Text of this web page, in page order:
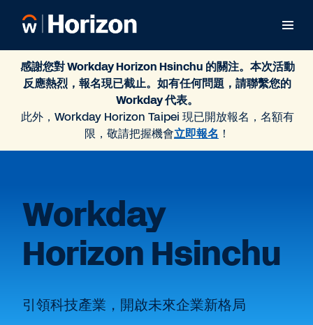
感謝您對 Workday Horizon Hsinchu 的關注。本次活動
反應熱烈，報名現已截止。如有任何問題，請聯繫您的
Workday 代表。
此外，Workday Horizon Taipei 現已開放報名，名額有
限，敬請把握機會立即報名 ！
Workday
Horizon Hsinchu
引領科技產業，開啟未來企業新格局